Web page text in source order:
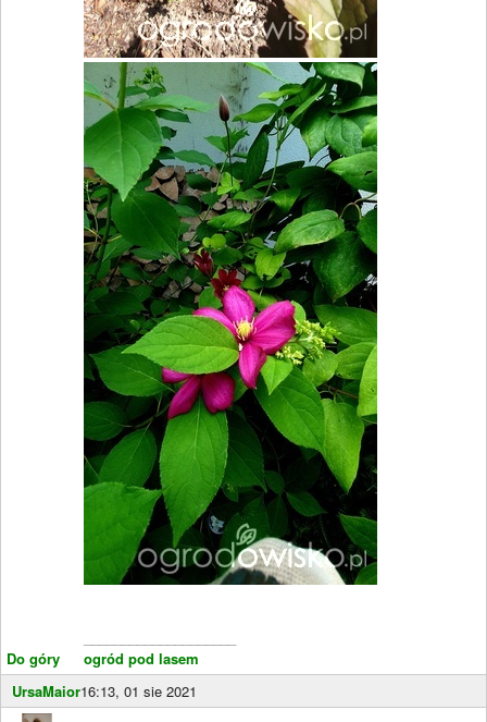
Do góry
ogród pod lasem
UrsaMaior16:13, 01 sie 2021